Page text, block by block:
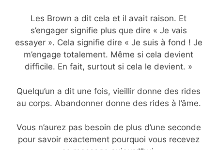
Les Brown a dit cela et il avait raison. Et
s’engager signifie plus que dire « Je vais
essayer ». Cela signifie dire « Je suis à fond ! Je
m’engage totalement. Même si cela devient
difficile. En fait, surtout si cela le devient. »
Quelqu’un a dit une fois, vieillir donne des rides
au corps. Abandonner donne des rides à l’âme.
Vous n’aurez pas besoin de plus d’une seconde
pour savoir exactement pourquoi vous recevez